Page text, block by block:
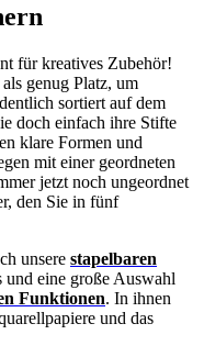
für kreatives Zubehör!
genug Platz, um
sortiert auf dem
doch einfach ihre Stifte
klare Formen und
mit einer geordneten
jetzt noch ungeordnet
den Sie in fünf
unsere stapelbaren
und eine große Auswahl
Funktionen. In ihnen
und das